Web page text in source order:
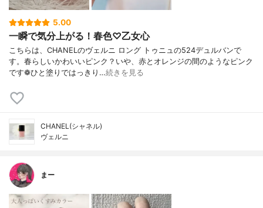
5.00
一瞬で気分上がる！春色♡乙女心
こちらは、CHANELのヴェルニ ロング トゥニュの524デュルバンで
す。春らしいかわいいピンク？いや、赤とオレンジの間のようなピンク
です❁︎ひと塗りではっきり…続きを見る
CHANEL(シャネル)
ヴェルニ
まー